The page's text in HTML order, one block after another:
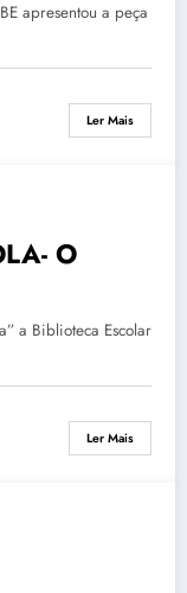
apresentou a peça
Ler Mais
O
a Biblioteca Escolar
Ler Mais